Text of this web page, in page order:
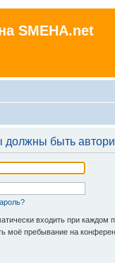
SMEHA.net
быть
входить при каждом
моё пребывание на